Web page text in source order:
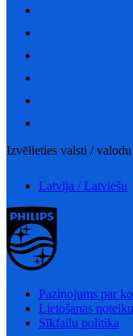
Izvēlieties valsti / valodu
Latvija / Latviešu
Paziņojums par
Lietošanas
Sīkfailu politika